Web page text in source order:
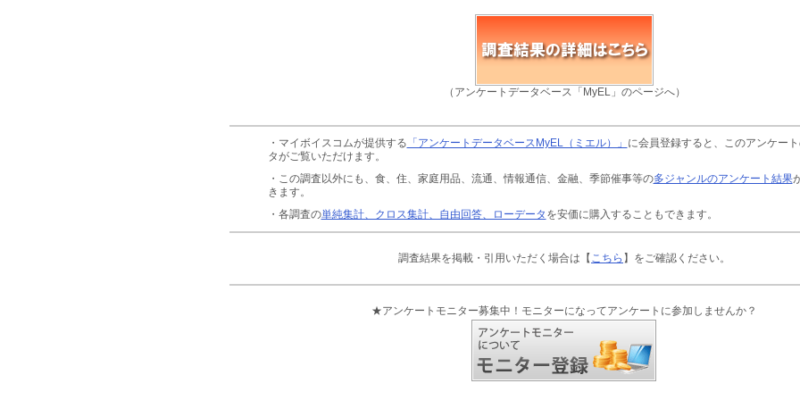
（アンケートデータベース「MyEL」のページへ）
・マイボイスコムが提供する 「アンケートデータベースMyEL（ミエル）」 に会員登録すると、このアンケー
タがご覧いただけます。
・この調査以外にも、食、住、家庭用品、流通、情報通信、金融、季節催事等の多ジャンルのアンケート結果
きます。
・各調査の単純集計、クロス集計、自由回答、ローデータ を安価に購入することもできます。
調査結果を掲載・引用いただく場合は【 こちら 】をご確認ください。
★アンケートモニター募集中！モニターになってアンケートに参加しませんか？